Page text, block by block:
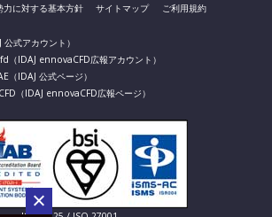
力に対する基本方針 サイトマップ
ご利用規約
公式アカウント）
（IDAJ ennovaCFD広報アカウント）
（IDAJ 公式ページ）
（IDAJ ennovaCFD広報ページ）